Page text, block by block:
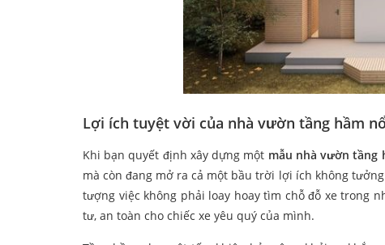
Lợi ích tuyệt vời của nhà vườn tầng hầm
Khi bạn quyết định xây dựng một mẫu nhà vườn tầng
mà còn đang mở ra cả một bầu trời lợi ích không
tượng việc không phải loay hoay tìm chỗ đỗ xe trong
tư, an toàn cho chiếc xe yêu quý của mình.